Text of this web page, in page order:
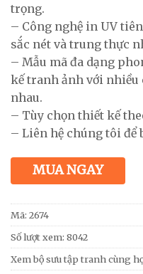
trọng.
– Công nghệ in UV
sắc nét và trung thực
– Mẫu mã đa dạng
kế tranh ảnh với nhiều
nhau.
– Tùy chọn thiết kế
– Liên hệ chúng tôi
MUA NGAY
Mã: 2674
Số lượt xem: 8042
Xem bộ sưu tập tranh cùng